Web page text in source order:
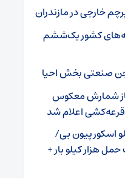
کشور یک‌ششم
صنعتی بخش احیا
شمارش معکوس
اعلام شد
اسکورپیون بی/
هزار کیلو بار +